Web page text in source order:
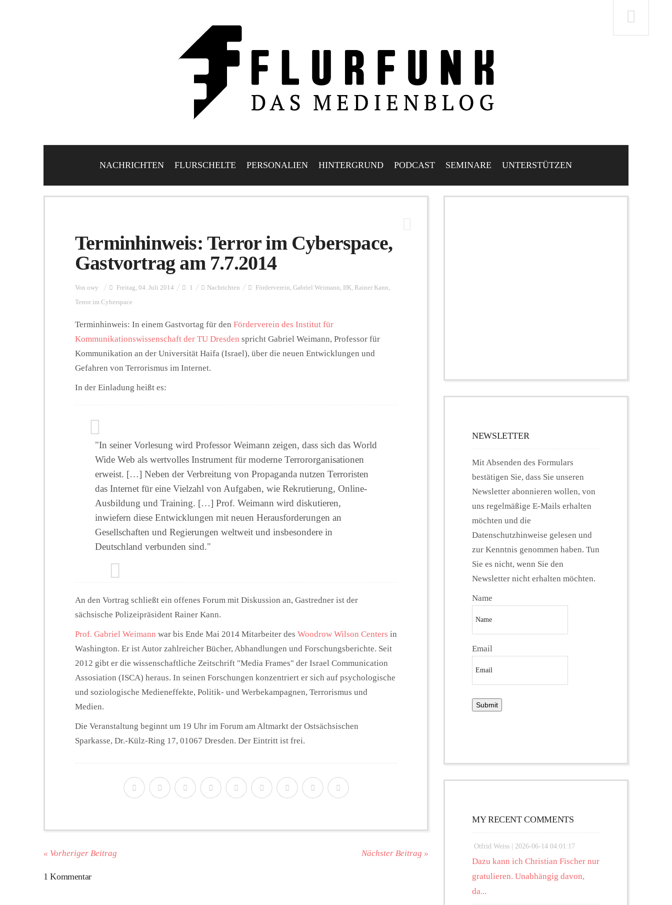
NACHRICHTEN FLURSCHELTE PERSONALIEN HINTERGRUND PODCAST SEMINARE UNTERSTÜTZEN
Terminhinweis: Terror im Cyberspace,
Gastvortrag am 7.7.2014
Von owy Freitag, 04. Juli 2014 1 Nachrichten Förderverein, Gabriel Weimann, IfK, Rainer Kann,
Terror im Cyberspace
Terminhinweis: In einem Gastvortag für den Förderverein des Institut für
Kommunikationswissenschaft der TU Dresden spricht Gabriel Weimann, Professor für
Kommunikation an der Universität Haifa (Israel), über die neuen Entwicklungen und
Gefahren von Terrorismus im Internet.
In der Einladung heißt es:
"In seiner Vorlesung wird Professor Weimann zeigen, dass sich das World
Wide Web als wertvolles Instrument für moderne Terrororganisationen
erweist. […] Neben der Verbreitung von Propaganda nutzen Terroristen
das Internet für eine Vielzahl von Aufgaben, wie Rekrutierung, Online-
Ausbildung und Training. […] Prof. Weimann wird diskutieren,
inwiefern diese Entwicklungen mit neuen Herausforderungen an
Gesellschaften und Regierungen weltweit und insbesondere in
Deutschland verbunden sind."
An den Vortrag schließt ein offenes Forum mit Diskussion an, Gastredner ist der
sächsische Polizeipräsident Rainer Kann.
Prof. Gabriel Weimann war bis Ende Mai 2014 Mitarbeiter des Woodrow Wilson Centers in
Washington. Er ist Autor zahlreicher Bücher, Abhandlungen und Forschungsberichte. Seit
2012 gibt er die wissenschaftliche Zeitschrift "Media Frames" der Israel Communication
Assosiation (ISCA) heraus. In seinen Forschungen konzentriert er sich auf psychologische
und soziologische Medieneffekte, Politik- und Werbekampagnen, Terrorismus und
Medien.
Die Veranstaltung beginnt um 19 Uhr im Forum am Altmarkt der Ostsächsischen
Sparkasse, Dr.-Külz-Ring 17, 01067 Dresden. Der Eintritt ist frei.
« Vorheriger Beitrag Nächster Beitrag »
1 Kommentar
NEWSLETTER
Mit Absenden des Formulars
bestätigen Sie, dass Sie unseren
Newsletter abonnieren wollen, von
uns regelmäßige E-Mails erhalten
möchten und die
Datenschutzhinweise gelesen und
zur Kenntnis genommen haben. Tun
Sie es nicht, wenn Sie den
Newsletter nicht erhalten möchten.
Name
Email
MY RECENT COMMENTS
Otfrid Weiss | 2026-06-14 04:01:17
Dazu kann ich Christian Fischer nur
gratulieren. Unabhängig davon,
da...